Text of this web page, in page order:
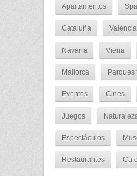
Apartamentos Spa
Cataluña Valencia
Navarra Viena
Mallorca Parques
Eventos Cines
Juegos
Espectáculos
Restaurantes